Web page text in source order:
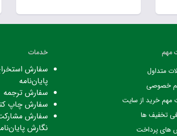
مهم
متداول
خصوصی
مهم خرید از سایت
تخفیف ها
های پرداخت
خدمات
سفارش
پایان‌نامه
سفارش ترجمه
سفارش چاپ
سفارش
نگارش